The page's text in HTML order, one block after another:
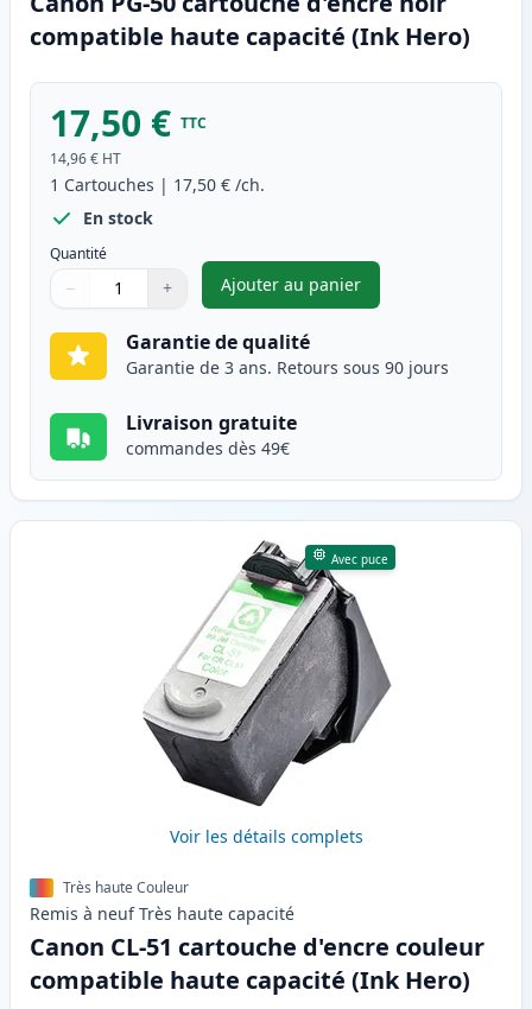
compatible haute capacité (Ink Hero)
17,50 € TTC
14,96 € HT
1 Cartouches | 17,50 € /ch.
En stock
Quantité
Quantité
Utilisez les boutons pour ajuster
− +
Quantité
Ajouter au panier
,Canon PG-50 cartouche
Garantie de qualité
Garantie de 3 ans. Retours sous 90 jours
Livraison gratuite
commandes dès 49€
Avec puce
Voir les détails complets
Très haute Couleur
Remis à neuf Très haute capacité
Canon CL-51 cartouche d'encre couleur
compatible haute capacité (Ink Hero)